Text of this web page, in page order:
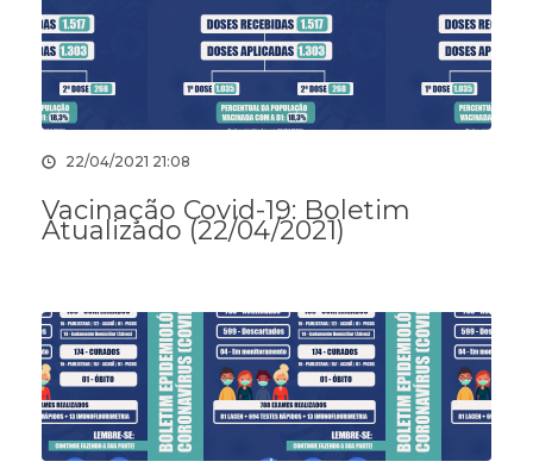
22/04/2021 21:08
Vacinação Covid-19: Boletim
Atualizado (22/04/2021)